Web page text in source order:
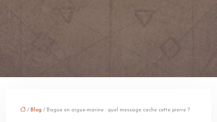
/ Blog / Bague en aigue-marine : quel message cache cette pierre ?